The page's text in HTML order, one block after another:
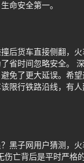
命安全第一。
后货车直接侧翻，火
省时间忽略安全。
免了更大延误。希望
限行铁路沿线，有人
黑子网用户猜测，火
伤亡背后是平时严格